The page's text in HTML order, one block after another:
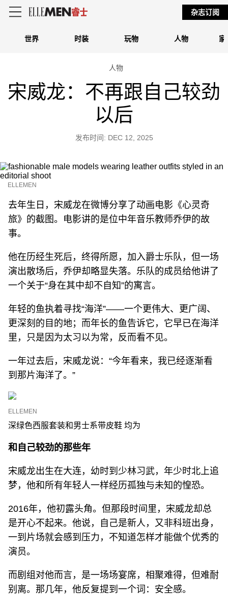
世界 时装 玩物 人物 家
杂志订阅
人物
宋威龙：不再跟自己较劲
以后
发布时间: DEC 12, 2025
ELLEMEN
去年生日，宋威龙在微博分享了动画电影《心灵奇
旅》的截图。电影讲的是位中年音乐教师乔伊的故
事。
他在历经生死后，终得所愿，加入爵士乐队，但一场
演出散场后，乔伊却略显失落。乐队的成员给他讲了
一个关于“身在其中却不自知”的寓言。
年轻的鱼执着寻找“海洋”——一个更伟大、更广阔、
更深刻的目的地；而年长的鱼告诉它，它早已在海洋
里，只是因为太习以为常，反而看不见。
一年过去后，宋威龙说：“今年看来，我已经逐渐看
到那片海洋了。”
ELLEMEN
深绿色西服套装和男士系带皮鞋 均为
和自己较劲的那些年
宋威龙出生在大连，幼时到少林习武，年少时北上追
梦，他和所有年轻人一样经历孤独与未知的惶恐。
2016年，他初露头角。但那段时间里，宋威龙却总
是开心不起来。他说，自己是新人，又非科班出身，
一到片场就会感到压力，不知道怎样才能做个优秀的
演员。
而剧组对他而言，是一场场宴席，相聚难得，但难耐
别离。那几年，他反复提到一个词：安全感。